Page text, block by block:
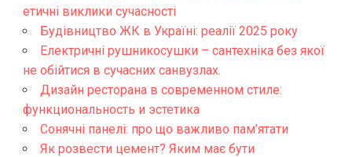
етичні виклики сучасності
Будівництво ЖК в Україні: реалії 2025 року
Електричні рушникосушки – сантехніка без якої
не обійтися в сучасних санвузлах.
Дизайн ресторана в современном стиле:
функциональность и эстетика
Сонячні панелі: про що важливо пам’ятати
Як розвести цемент? Яким має бути